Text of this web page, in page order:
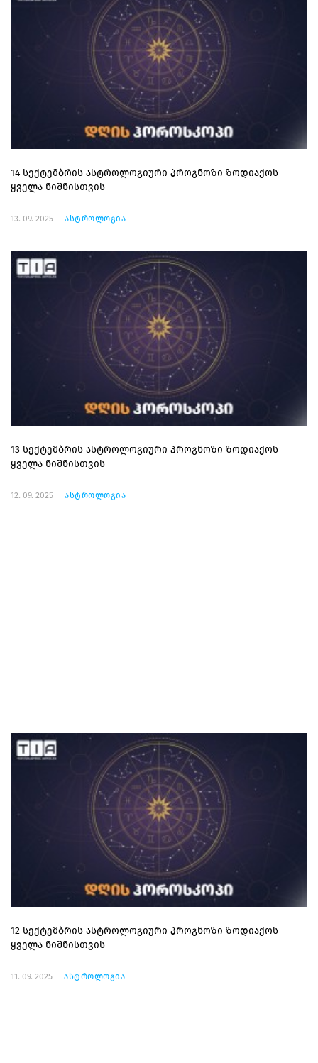
14 სექტემბრის ასტროლოგიური პროგნოზი ზოდიაქოს
ყველა ნიშნისთვის
13. 09. 2025 ასტროლოგია
13 სექტემბრის ასტროლოგიური პროგნოზი ზოდიაქოს
ყველა ნიშნისთვის
12. 09. 2025 ასტროლოგია
12 სექტემბრის ასტროლოგიური პროგნოზი ზოდიაქოს
ყველა ნიშნისთვის
11. 09. 2025 ასტროლოგია